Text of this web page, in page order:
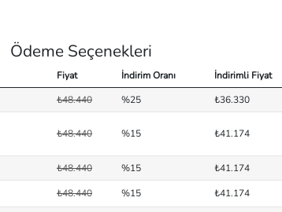
Ödeme Seçenekleri
Fiyat İndirim Oranı İndirimli Fiyat
₺48.440 %25 ₺36.330
₺48.440 %15 ₺41.174
₺48.440 %15 ₺41.174
₺48.440 %15 ₺41.174